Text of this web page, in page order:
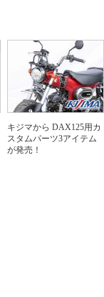
キジマから DAX125用カ
スタムパーツ3アイテム
が発売！